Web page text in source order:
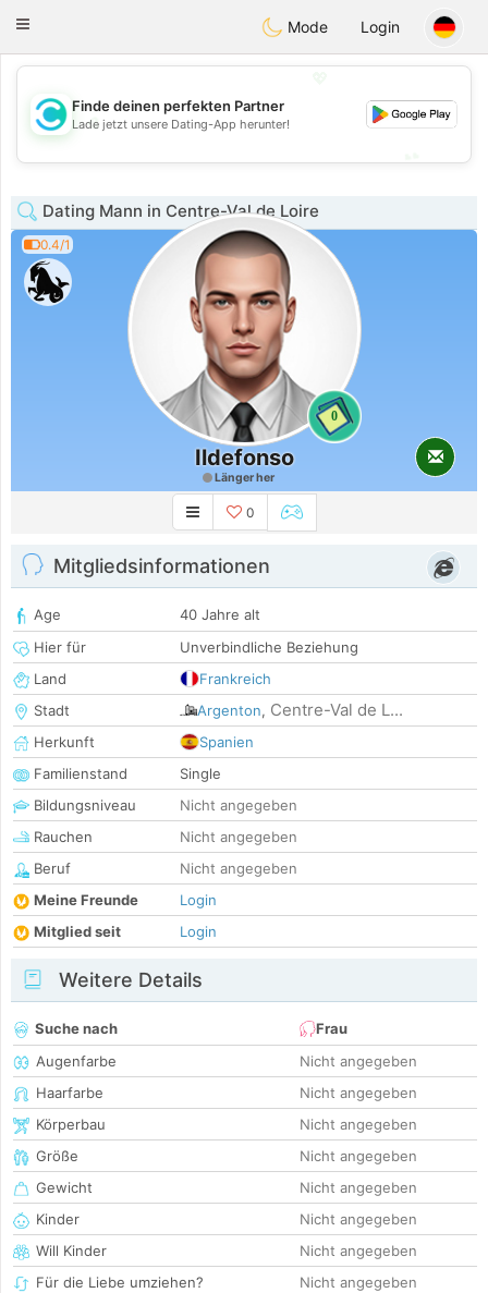
olombiaCitas
Toggle
Mode Login
💖
💕
Finde deinen perfekten Partner
Lade jetzt unsere Dating-App herunter!
Dating Mann in Centre-Val de Loire
0.4/1
0
Ildefonso
Länger her
0
Mitgliedsinformationen
Age
40 Jahre alt
Hier für
Unverbindliche Beziehung
Land
Frankreich
Stadt
Argenton, Centre-Val de L...
Herkunft
Spanien
Familienstand
Single
Bildungsniveau
Nicht angegeben
Rauchen
Nicht angegeben
Beruf
Nicht angegeben
Meine Freunde
Login
Mitglied seit
Login
Weitere Details
Suche nach
Frau
Augenfarbe
Nicht angegeben
Haarfarbe
Nicht angegeben
Körperbau
Nicht angegeben
Größe
Nicht angegeben
Gewicht
Nicht angegeben
Kinder
Nicht angegeben
Will Kinder
Nicht angegeben
Für die Liebe umziehen?
Nicht angegeben